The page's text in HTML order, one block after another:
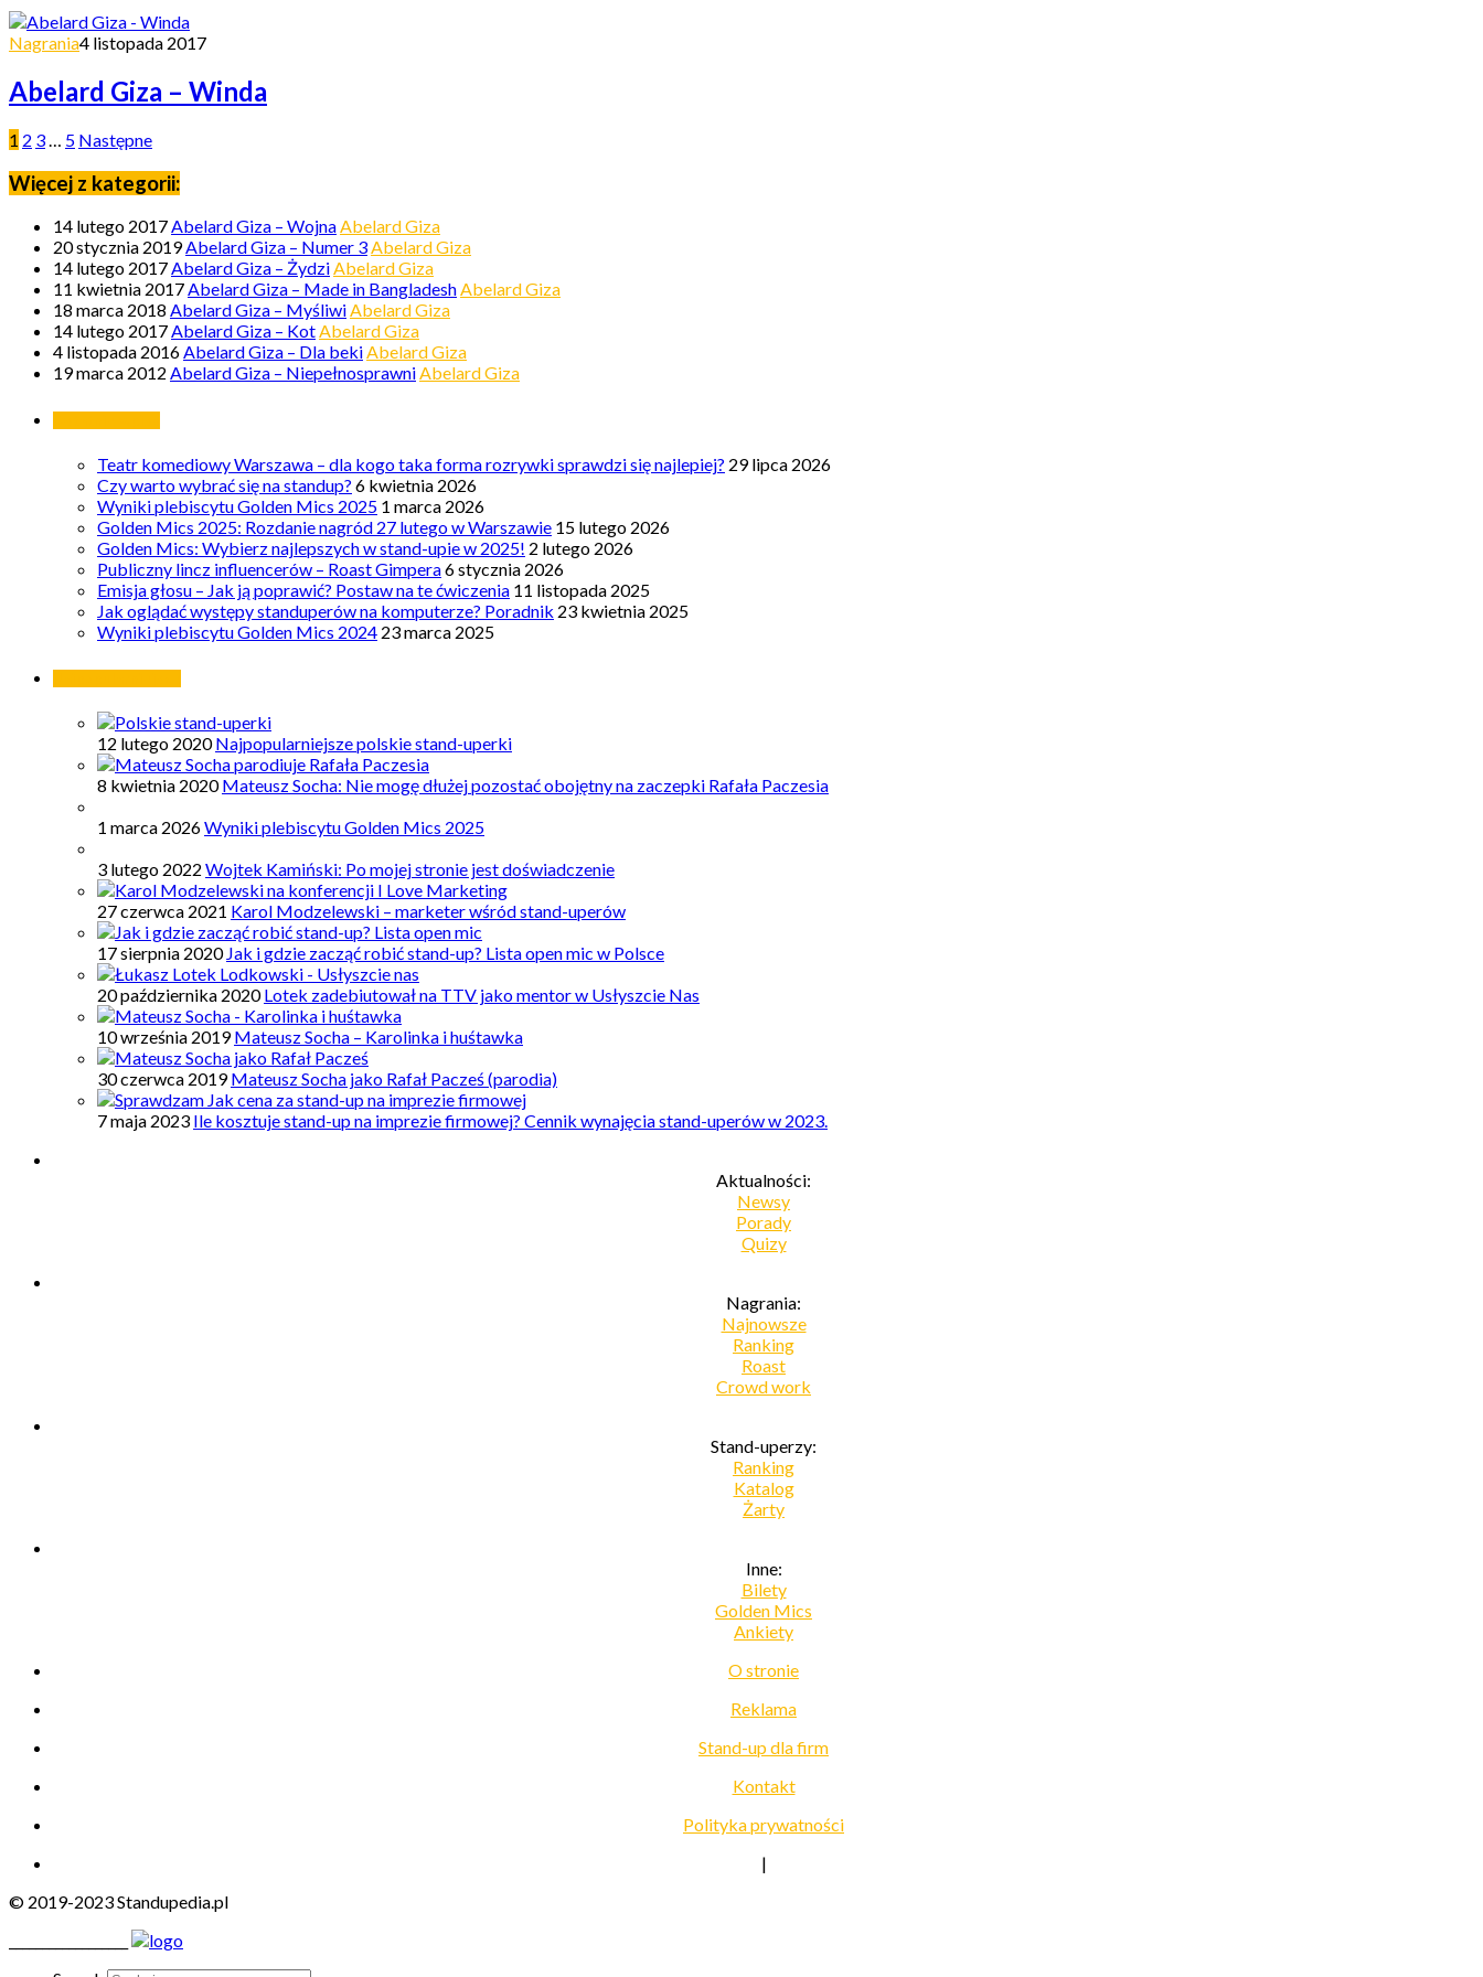
Nagrania4 listopada 2017
Abelard Giza – Winda
1 2 3… 5 Następne
Więcej z kategorii:
14 lutego 2017Abelard Giza – WojnaAbelard Giza
20 stycznia 2019Abelard Giza – Numer 3Abelard Giza
14 lutego 2017Abelard Giza – ŻydziAbelard Giza
11 kwietnia 2017Abelard Giza – Made in BangladeshAbelard Giza
18 marca 2018 Abelard Giza – MyśliwiAbelard Giza
14 lutego 2017Abelard Giza – KotAbelard Giza
4 listopada 2016Abelard Giza – Dla bekiAbelard Giza
19 marca 2012 Abelard Giza – NiepełnosprawniAbelard Giza
Teatr komediowy Warszawa – dla kogo taka forma rozrywki sprawdzi się najlepiej? 29 lipca 2026
Czy warto wybrać się na standup? 6 kwietnia 2026
Wyniki plebiscytu Golden Mics 2025 1 marca 2026
Golden Mics 2025: Rozdanie nagród 27 lutego w Warszawie 15 lutego 2026
Golden Mics: Wybierz najlepszych w stand-upie w 2025! 2 lutego 2026
Publiczny lincz influencerów – Roast Gimpera6 stycznia 2026
Emisja głosu – Jak ją poprawić? Postaw na te ćwiczenia 11 listopada 2025
Jak oglądać występy standuperów na komputerze? Poradnik 23 kwietnia 2025
Wyniki plebiscytu Golden Mics 2024 23 marca 2025
12 lutego 2020 Najpopularniejsze polskie stand-uperki
8 kwietnia 2020 Mateusz Socha: Nie mogę dłużej pozostać obojętny na zaczepki Rafała Paczesia
1 marca 2026Wyniki plebiscytu Golden Mics 2025
3 lutego 2022 Wojtek Kamiński: Po mojej stronie jest doświadczenie
27 czerwca 2021 Karol Modzelewski – marketer wśród stand-uperów
17 sierpnia 2020 Jak i gdzie zacząć robić stand-up? Lista open mic w Polsce
20 października 2020 Lotek zadebiutował na TTV jako mentor w Usłyszcie Nas
10 września 2019 Mateusz Socha – Karolinka i huśtawka
30 czerwca 2019 Mateusz Socha jako Rafał Pacześ (parodia)
7 maja 2023 Ile kosztuje stand-up na imprezie firmowej? Cennik wynajęcia stand-uperów w 2023.
Aktualności:
Newsy
Porady
Quizy
Nagrania:
Najnowsze
Ranking
Roast
Crowd work
Stand-uperzy:
Ranking
Katalog
Żarty
Inne:
Bilety
Golden Mics
Ankiety
O stronie
Reklama
Stand-up dla firm
Kontakt
Polityka prywatności
|
© 2019-2023 Standupedia.pl